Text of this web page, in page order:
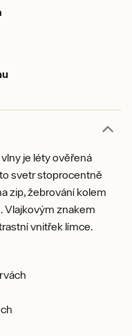
je léty ověřená
svetr stoprocentně
zip, žebrování kolem
Vlajkovým znakem
vnitřek límce.